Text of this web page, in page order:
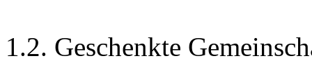
1.2. Geschenkte